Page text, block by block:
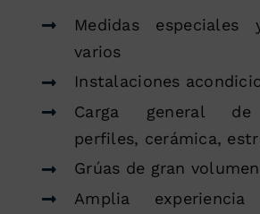
Medidas especiales
varios
Instalaciones
Carga general de
perfiles, cerámica,
Grúas de gran
Amplia